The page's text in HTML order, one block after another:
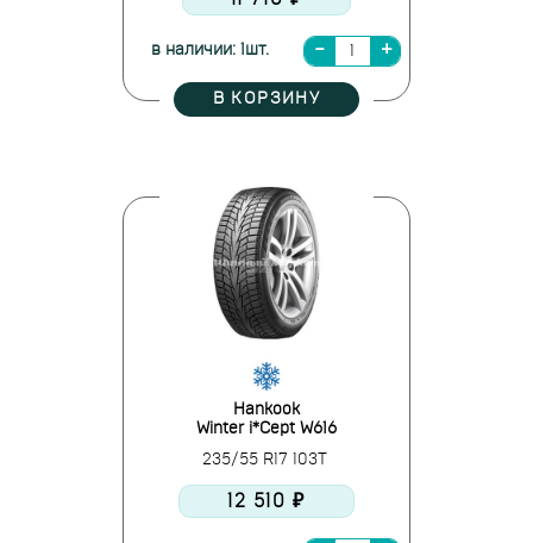
в наличии: 1шт.
В КОРЗИНУ
Hankook
Winter i*Cept W616
235/55 R17 103T
12 510 ₽